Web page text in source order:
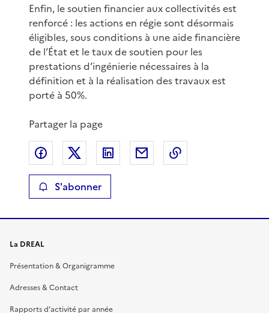
Enfin, le soutien financier aux collectivités est
renforcé : les actions en régie sont désormais
éligibles, sous conditions à une aide financière
de l’État et le taux de soutien pour les
prestations d’ingénierie nécessaires à la
définition et à la réalisation des travaux est
porté à 50%.
Partager la page
Partager sur Facebook
Partager sur XPartager sur LinkedIn
Partager par email
S'abonner
La DREAL
Présentation & Organigramme
Adresses & Contact
Rapports d’activité par année